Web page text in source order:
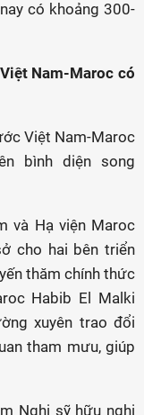
có khoảng 300-
Nam-Maroc có
Việt Nam-Maroc
bình diện song
và Hạ viện Maroc
cho hai bên triển
thăm chính thức
Habib El Malki
xuyên trao đổi
tham mưu, giúp
Nghị sỹ hữu nghị